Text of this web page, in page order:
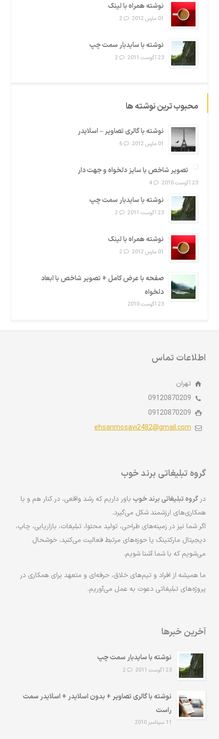
نوشته همراه با لینک
01 مارس 2012 2
نوشته با سایدبار سمت چپ
23 آگوست 2011 2
محبوب ترین نوشته ها
نوشته با گالری تصاویر – اسلایدر
01 مارس 2012 6
تصویر شاخص با سایز دلخواه و جهت دار
23 آگوست 2010 4
نوشته با سایدبار سمت چپ
23 آگوست 2011 2
نوشته همراه با لینک
01 مارس 2012 2
صفحه با عرض کامل + تصویر شاخص با ابعاد
دلخواه
23 آگوست 2010
اطلاعات تماس
تهران
09120870209
09120870209
ehsanmosavi2482@gmail.com
گروه تبلیغاتی برند خوب
درگروه تبلیغاتی برند خوب باور داریم که رشد واقعی، در کنار هم و با
همکاری‌های ارزشمند شکل می‌گیرد.
اگر شما نیز در زمینه‌های طراحی، تولید محتوا، تبلیغات، بازاریابی، چاپ،
دیجیتال مارکتینگ یا حوزه‌های مرتبط فعالیت می‌کنید، خوشحال
می‌شویم که با شما آشنا شویم.
ما همیشه از افراد و تیم‌های خلاق، حرفه‌ای و متعهد برای همکاری در
پروژه‌های تبلیغاتی دعوت به عمل می‌آوریم.
آخرین خبرها
نوشته با سایدبار سمت چپ
23 آگوست 2011 2
نوشته با گالری تصاویر + بدون اسلایدر + اسلایدر سمت
راست
11 سپتامبر 2010